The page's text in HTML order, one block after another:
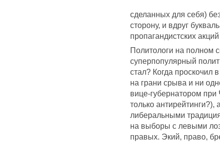
сделанных для себя)
сторону, и вдруг
пропагандистских
Политологи на полном
суперпопулярный
стал? Когда проскочил
на грани срыва и ни
вице-губернатором
только
либеральными
на выборы с левыми
правых. Экий, право,